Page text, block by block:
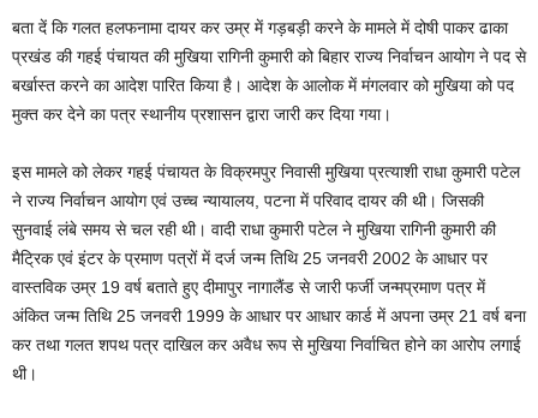
बता दें कि गलत हलफनामा दायर कर उम्र में गड़बड़ी करने के मामले में दोषी पाकर ढाका
प्रखंड की गहई पंचायत की मुखिया रागिनी कुमारी को बिहार राज्य निर्वाचन आयोग ने पद से
बर्खास्त करने का आदेश पारित किया है। आदेश के आलोक में मंगलवार को मुखिया को पद
मुक्त कर देने का पत्र स्थानीय प्रशासन द्वारा जारी कर दिया गया।
इस मामले को लेकर गहई पंचायत के विक्रमपुर निवासी मुखिया प्रत्याशी राधा कुमारी पटेल
ने राज्य निर्वाचन आयोग एवं उच्च न्यायालय, पटना में परिवाद दायर की थी। जिसकी
सुनवाई लंबे समय से चल रही थी। वादी राधा कुमारी पटेल ने मुखिया रागिनी कुमारी की
मैट्रिक एवं इंटर के प्रमाण पत्रों में दर्ज जन्म तिथि 25 जनवरी 2002 के आधार पर
वास्तविक उम्र 19 वर्ष बताते हुए दीमापुर नागालैंड से जारी फर्जी जन्मप्रमाण पत्र में
अंकित जन्म तिथि 25 जनवरी 1999 के आधार पर आधार कार्ड में अपना उम्र 21 वर्ष बना
कर तथा गलत शपथ पत्र दाखिल कर अवैध रूप से मुखिया निर्वाचित होने का आरोप लगाई
थी।